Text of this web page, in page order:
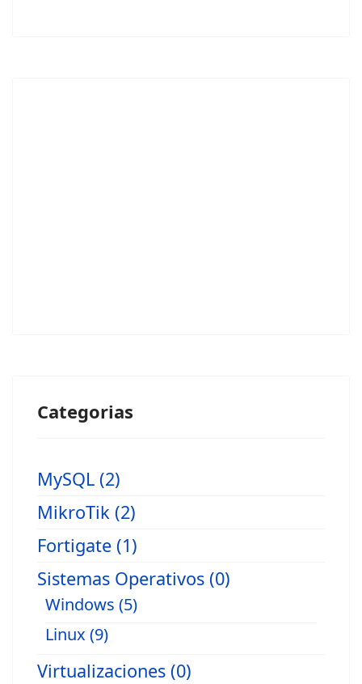
Categorias
MySQL (2)
MikroTik (2)
Fortigate (1)
Sistemas Operativos (0)
Windows (5)
Linux (9)
Virtualizaciones (0)